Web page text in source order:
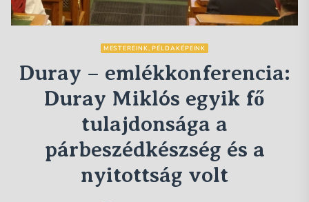
MESTEREINK, PÉLDAKÉPEINK
Duray – emlékkonferencia:
Duray Miklós egyik fő
tulajdonsága a
párbeszédkészség és a
nyitottság volt